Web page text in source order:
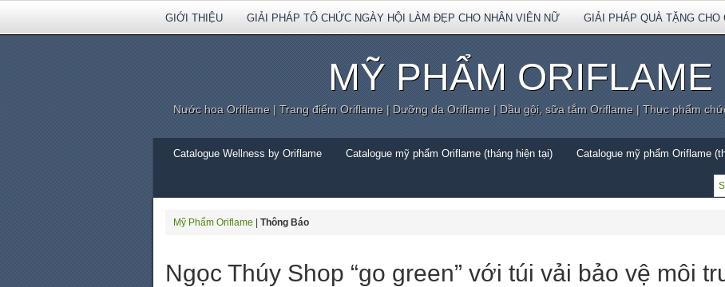
GIỚI THIỆU GIẢI PHÁP TỔ CHỨC NGÀY HỘI LÀM ĐẸP CHO NHÂN VIÊN NỮ GIẢI PHÁP QUÀ TẶNG CHO
MỸ PHẨM ORIFLAME
Nước hoa Oriflame | Trang điểm Oriflame | Dưỡng da Oriflame | Dầu gội, sữa tắm Oriflame | Thực phẩm
Catalogue Wellness by Oriflame Catalogue mỹ phẩm Oriflame (tháng hiện tại) Catalogue mỹ phẩm Oriflame
Mỹ Phẩm Oriflame Thông Báo
Ngọc Thúy Shop “go green” với túi vải bảo vệ môi